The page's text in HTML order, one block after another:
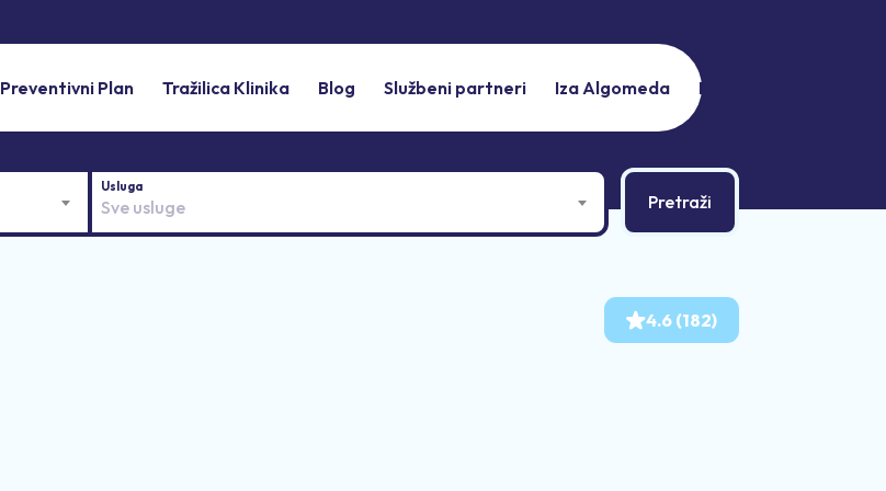
Preventivni Plan Tražilica Klinika Blog Službeni partneri Iza Algomeda Kontakt
Sve usluge
4.6 (182)